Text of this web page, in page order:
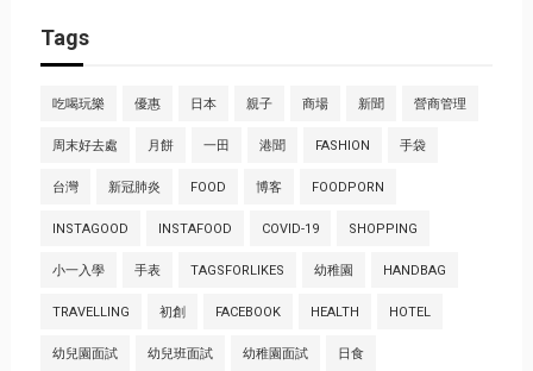
Tags
吃喝玩樂 優惠 日本 親子 商場 新聞 營商管理
周末好去處 月餅 一田 港聞 FASHION 手袋
台灣 新冠肺炎 FOOD 博客 FOODPORN
INSTAGOOD INSTAFOOD COVID-19 SHOPPING
小一入學 手表 TAGSFORLIKES 幼稚園 HANDBAG
TRAVELLING 初創 FACEBOOK HEALTH HOTEL
幼兒園面試 幼兒班面試 幼稚園面試 日食